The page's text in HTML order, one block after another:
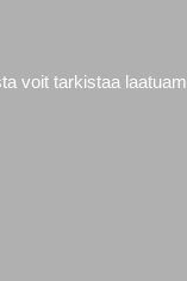
voit tarkistaa